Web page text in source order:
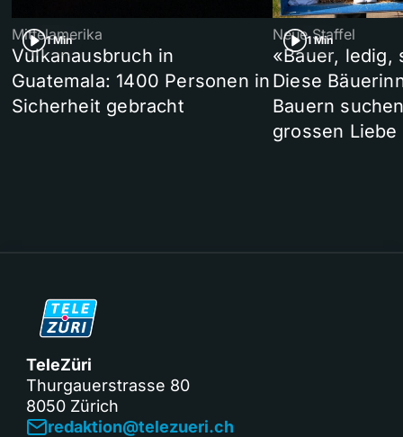
1 Min
Mittelamerika
Vulkanausbruch in
Guatemala: 1400 Personen in
Sicherheit gebracht
1 Min
Neue Staffel
«Bauer, ledig,
Diese
Bauern
grossen Liebe
TeleZüri
Thurgauerstrasse 80
8050 Zürich
redaktion@telezueri.ch